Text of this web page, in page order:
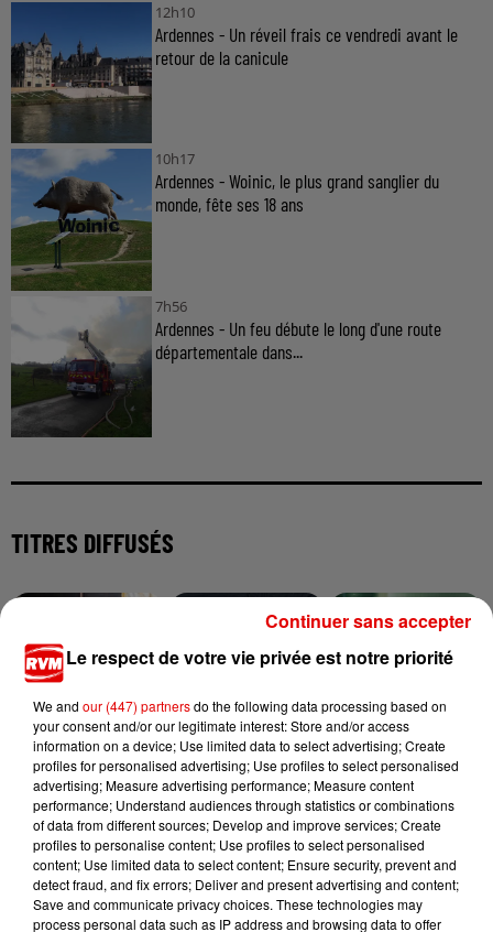
12h10
Ardennes - Un réveil frais ce vendredi avant le
retour de la canicule
10h17
Ardennes - Woinic, le plus grand sanglier du
monde, fête ses 18 ans
7h56
Ardennes - Un feu débute le long d'une route
départementale dans...
TITRES DIFFUSÉS
ORELSAN
Ailleurs
MARTIN GARRIX & ED
SHEERAN
Repeat It
14h49
14h49
AXELLE RED
Ma Priere
Le respect de votre vie privée est notre priorité
We and our (447) partnersdo the following data processing based on
your consent and/or our legitimate interest: Store and/or access
information on a device; Use limited data to select advertising; Create
profiles for personalised advertising; Use profiles to select personalised
advertising; Measure advertising performance; Measure content
performance; Understand audiences through statistics or combinations
of data from different sources; Develop and improve services; Create
profiles to personalise content; Use profiles to select personalised
content; Use limited data to select content; Ensure security, prevent and
detect fraud, and fix errors; Deliver and present advertising and content;
Save and communicate privacy choices. These technologies may
process personal data such as IP address and browsing data to offer
Continuer sans accepter